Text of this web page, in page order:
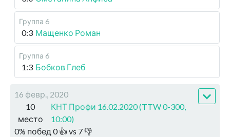
Группа 6
0:3 Мащенко Роман
Группа 6
1:3 Бобков Глеб
16 февр., 2020
10
место
КНТ Профи 16.02.2020 (TTW 0-300,
10:00)
0% побед 0👍 vs 7👎